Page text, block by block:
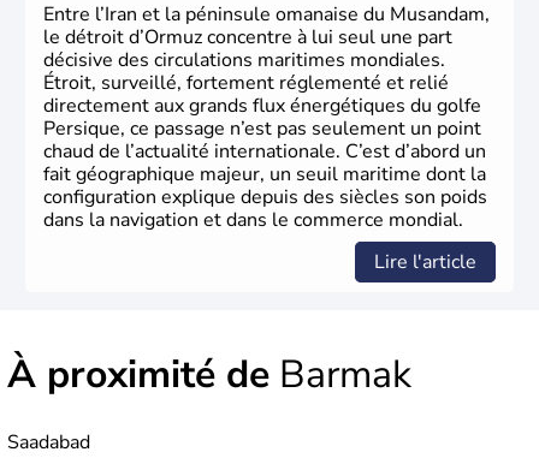
Entre l’Iran et la péninsule omanaise du Musandam,
le détroit d’Ormuz concentre à lui seul une part
décisive des circulations maritimes mondiales.
Étroit, surveillé, fortement réglementé et relié
directement aux grands flux énergétiques du golfe
Persique, ce passage n’est pas seulement un point
chaud de l’actualité internationale. C’est d’abord un
fait géographique majeur, un seuil maritime dont la
configuration explique depuis des siècles son poids
dans la navigation et dans le commerce mondial.
Lire l'article
À proximité de Barmak
Saadabad